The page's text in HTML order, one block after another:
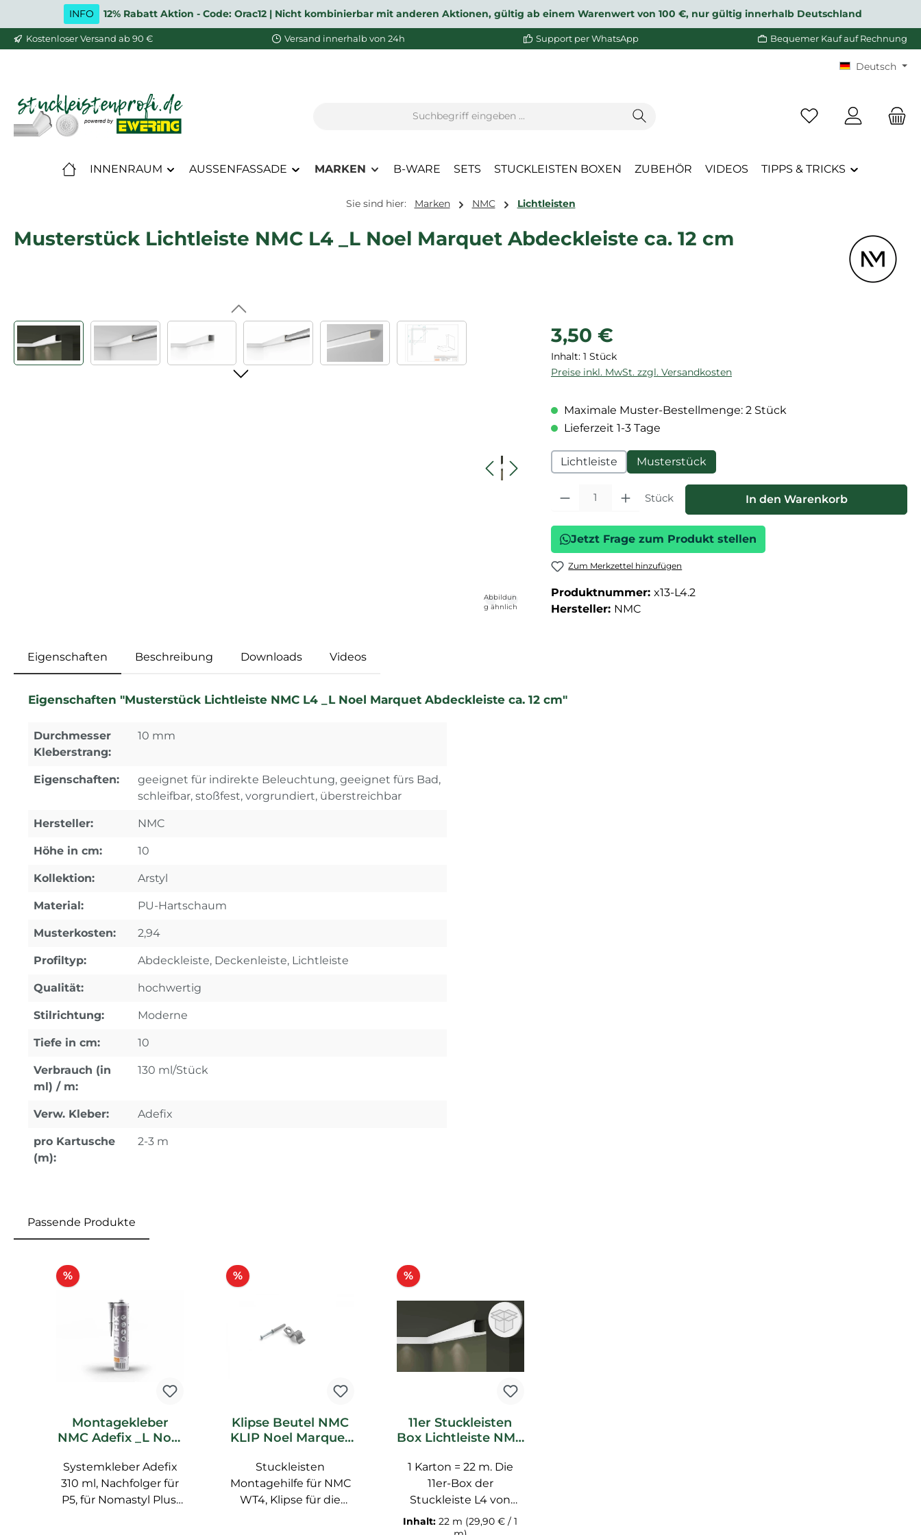
Hauptinhalt springen
Zur Suche springen
Zur Hauptnavigation springen
INFO 12% Rabatt Aktion - Code: Orac12 | Nicht kombinierbar mit anderen Aktionen, gültig ab einem Warenwert von 100 €, nur gültig innerhalb Deutschland
Kostenloser Versand ab 90 € Versand innerhalb von 24h Support per WhatsApp Bequemer Kauf auf Rechnung
Deutsch
Du hast 0 Produkte
INNENRAUM AUSSENFASSADE MARKEN B-WARE SETS STUCKLEISTEN BOXEN ZUBEHÖR VIDEOS TIPPS & TRICKS
Sie sind hier: Marken NMC Lichtleisten
Musterstück Lichtleiste NMC L4 _L Noel Marquet Abdeckleiste ca. 12 cm
Bildergalerie überspringen
Abbildun
g ähnlich
Regulärer Preis:
3,50 €
Inhalt: 1 Stück
Preise inkl. MwSt. zzgl. Versandkosten
Maximale Muster-Bestellmenge: 2 Stück
Lieferzeit 1-3 Tage
Lichtleiste Musterstück
Produkt Anzahl: Gib den gewünschten Wert ein oder benutze die
Stück In den Warenkorb
Jetzt Frage zum Produkt stellen
Zum Merkzettel hinzufügen
Produktnummer: x13-L4.2
Hersteller: NMC
Eigenschaften Beschreibung Downloads Videos
Eigenschaften "Musterstück Lichtleiste NMC L4 _L Noel Marquet Abdeckleiste ca. 12 cm"
Durchmesser
Kleberstrang:
10 mm
Eigenschaften:
geeignet für indirekte Beleuchtung, geeignet fürs Bad,
schleifbar, stoßfest, vorgrundiert, überstreichbar
Hersteller: NMC
Höhe in cm: 10
Kollektion: Arstyl
Material: PU-Hartschaum
Musterkosten: 2,94
Profiltyp: Abdeckleiste, Deckenleiste, Lichtleiste
Qualität: hochwertig
Stilrichtung: Moderne
Tiefe in cm: 10
Verbrauch (in
ml) / m:
130 ml/Stück
Verw. Kleber: Adefix
pro Kartusche
(m):
2-3 m
Passende Produkte
%Rabatt
Montagekleber
NMC Adefix _L Noel
Spachtelkleber
Systemkleber Adefix
310 ml, Nachfolger für
P5, für Nomastyl Plus,
%Rabatt
Klipse Beutel NMC
KLIP Noel Marquet
Klipse)
Stuckleisten
Montagehilfe für NMC
WT4, Klipse für die
%Rabatt
11er Stuckleisten
Box Lichtleiste NMC
Abdeckleiste
1 Karton = 22 m. Die
11er-Box der
Stuckleiste L4 von
NMC vereint
Inhalt:22 m (29,90 € / 1